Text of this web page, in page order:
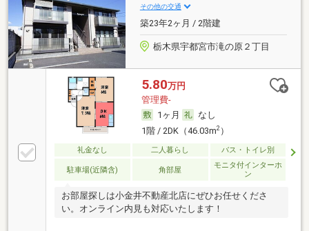
その他の交通
築23年2ヶ月 / 2階建
栃木県宇都宮市滝の原２丁目
5.80万円
管理費-
1ヶ月
なし
1階 / 2DK（46.03m2）
礼金なし 二人暮らし バス・トイレ別
駐車場(近隣含) 角部屋
モニタ付インターホ
ン
お部屋探しは小金井不動産北店にぜひお任せくださ
い。オンライン内見も対応いたします！